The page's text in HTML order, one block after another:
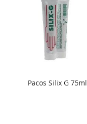
Pacos Silix G 75ml